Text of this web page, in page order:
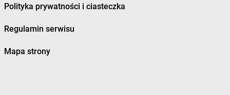
Polityka prywatności i ciasteczka
Regulamin serwisu
Mapa strony